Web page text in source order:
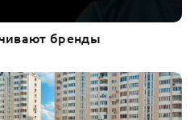
бренды